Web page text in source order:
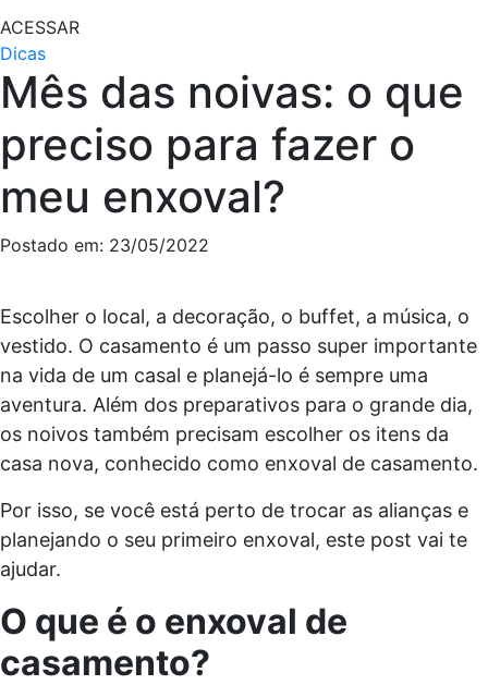
ACESSAR
Dicas
Mês das noivas: o que
preciso para fazer o
meu enxoval?
Postado em: 23/05/2022
Escolher o local, a decoração, o buffet, a música, o
vestido. O casamento é um passo super importante
na vida de um casal e planejá-lo é sempre uma
aventura. Além dos preparativos para o grande dia,
os noivos também precisam escolher os itens da
casa nova, conhecido como enxoval de casamento.
Por isso, se você está perto de trocar as alianças e
planejando o seu primeiro enxoval, este post vai te
ajudar.
O que é o enxoval de
casamento?